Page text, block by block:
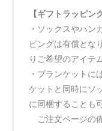
【ギフトラッピン
・ソックスやハン
ピングは有償とな
りご希望のアイテ
・ブランケットに
ケットと同時にソ
に同梱することも
ご注文ページの